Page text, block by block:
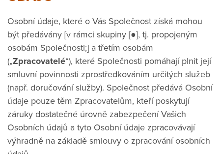
Osobní údaje, které o Vás Společnost získá mohou
být předávány [v rámci skupiny [●], tj. propojeným
osobám Společnosti;] a třetím osobám
(„Zpracovatelé“), které Společnosti pomáhají plnit její
smluvní povinnosti zprostředkováním určitých služeb
(např. doručování služby). Společnost předává Osobní
údaje pouze těm Zpracovatelům, kteří poskytují
záruky dostatečné úrovně zabezpečení Vašich
Osobních údajů a tyto Osobní údaje zpracovávají
výhradně na základě smlouvy o zpracování osobních